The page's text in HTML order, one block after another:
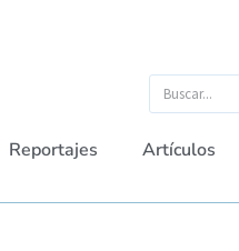
Reportajes Artículos